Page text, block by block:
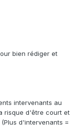
bien rédiger et
intervenants au
risque d'être court et
d'intervenants =